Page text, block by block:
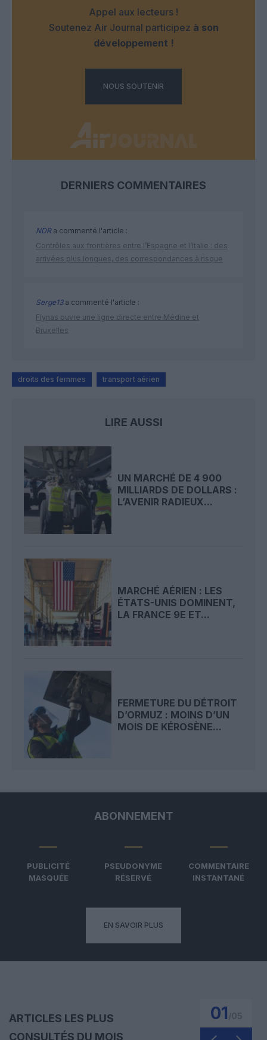
Appel aux lecteurs !
Soutenez Air Journal participez à son
développement !
NOUS SOUTENIR
DERNIERS COMMENTAIRES
NDRa commenté l'article :
Contrôles aux frontières entre l’Espagne et l’Italie : des
arrivées plus longues, des correspondances à risque
Serge13a commenté l'article :
Flynas ouvre une ligne directe entre Médine et
Bruxelles
droits des femmes transport aérien
LIRE AUSSI
UN MARCHÉ DE 4 900
MILLIARDS DE DOLLARS :
L’AVENIR RADIEUX...
MARCHÉ AÉRIEN : LES
ÉTATS-UNIS DOMINENT,
LA FRANCE 9E ET...
FERMETURE DU DÉTROIT
D’ORMUZ : MOINS D’UN
MOIS DE KÉROSÈNE...
ABONNEMENT
PUBLICITÉ
MASQUÉE
PSEUDONYME
RÉSERVÉ
COMMENTAIRE
INSTANTANÉ
EN SAVOIR PLUS
ARTICLES LES PLUS
CONSULTÉS DU MOIS
01